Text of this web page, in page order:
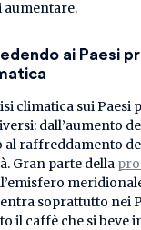
aumentare.
ai Paesi
climatica sui Paesi
dall’aumento
al raffreddamento
Gran parte della
soprattutto nei
il caffè che si beve